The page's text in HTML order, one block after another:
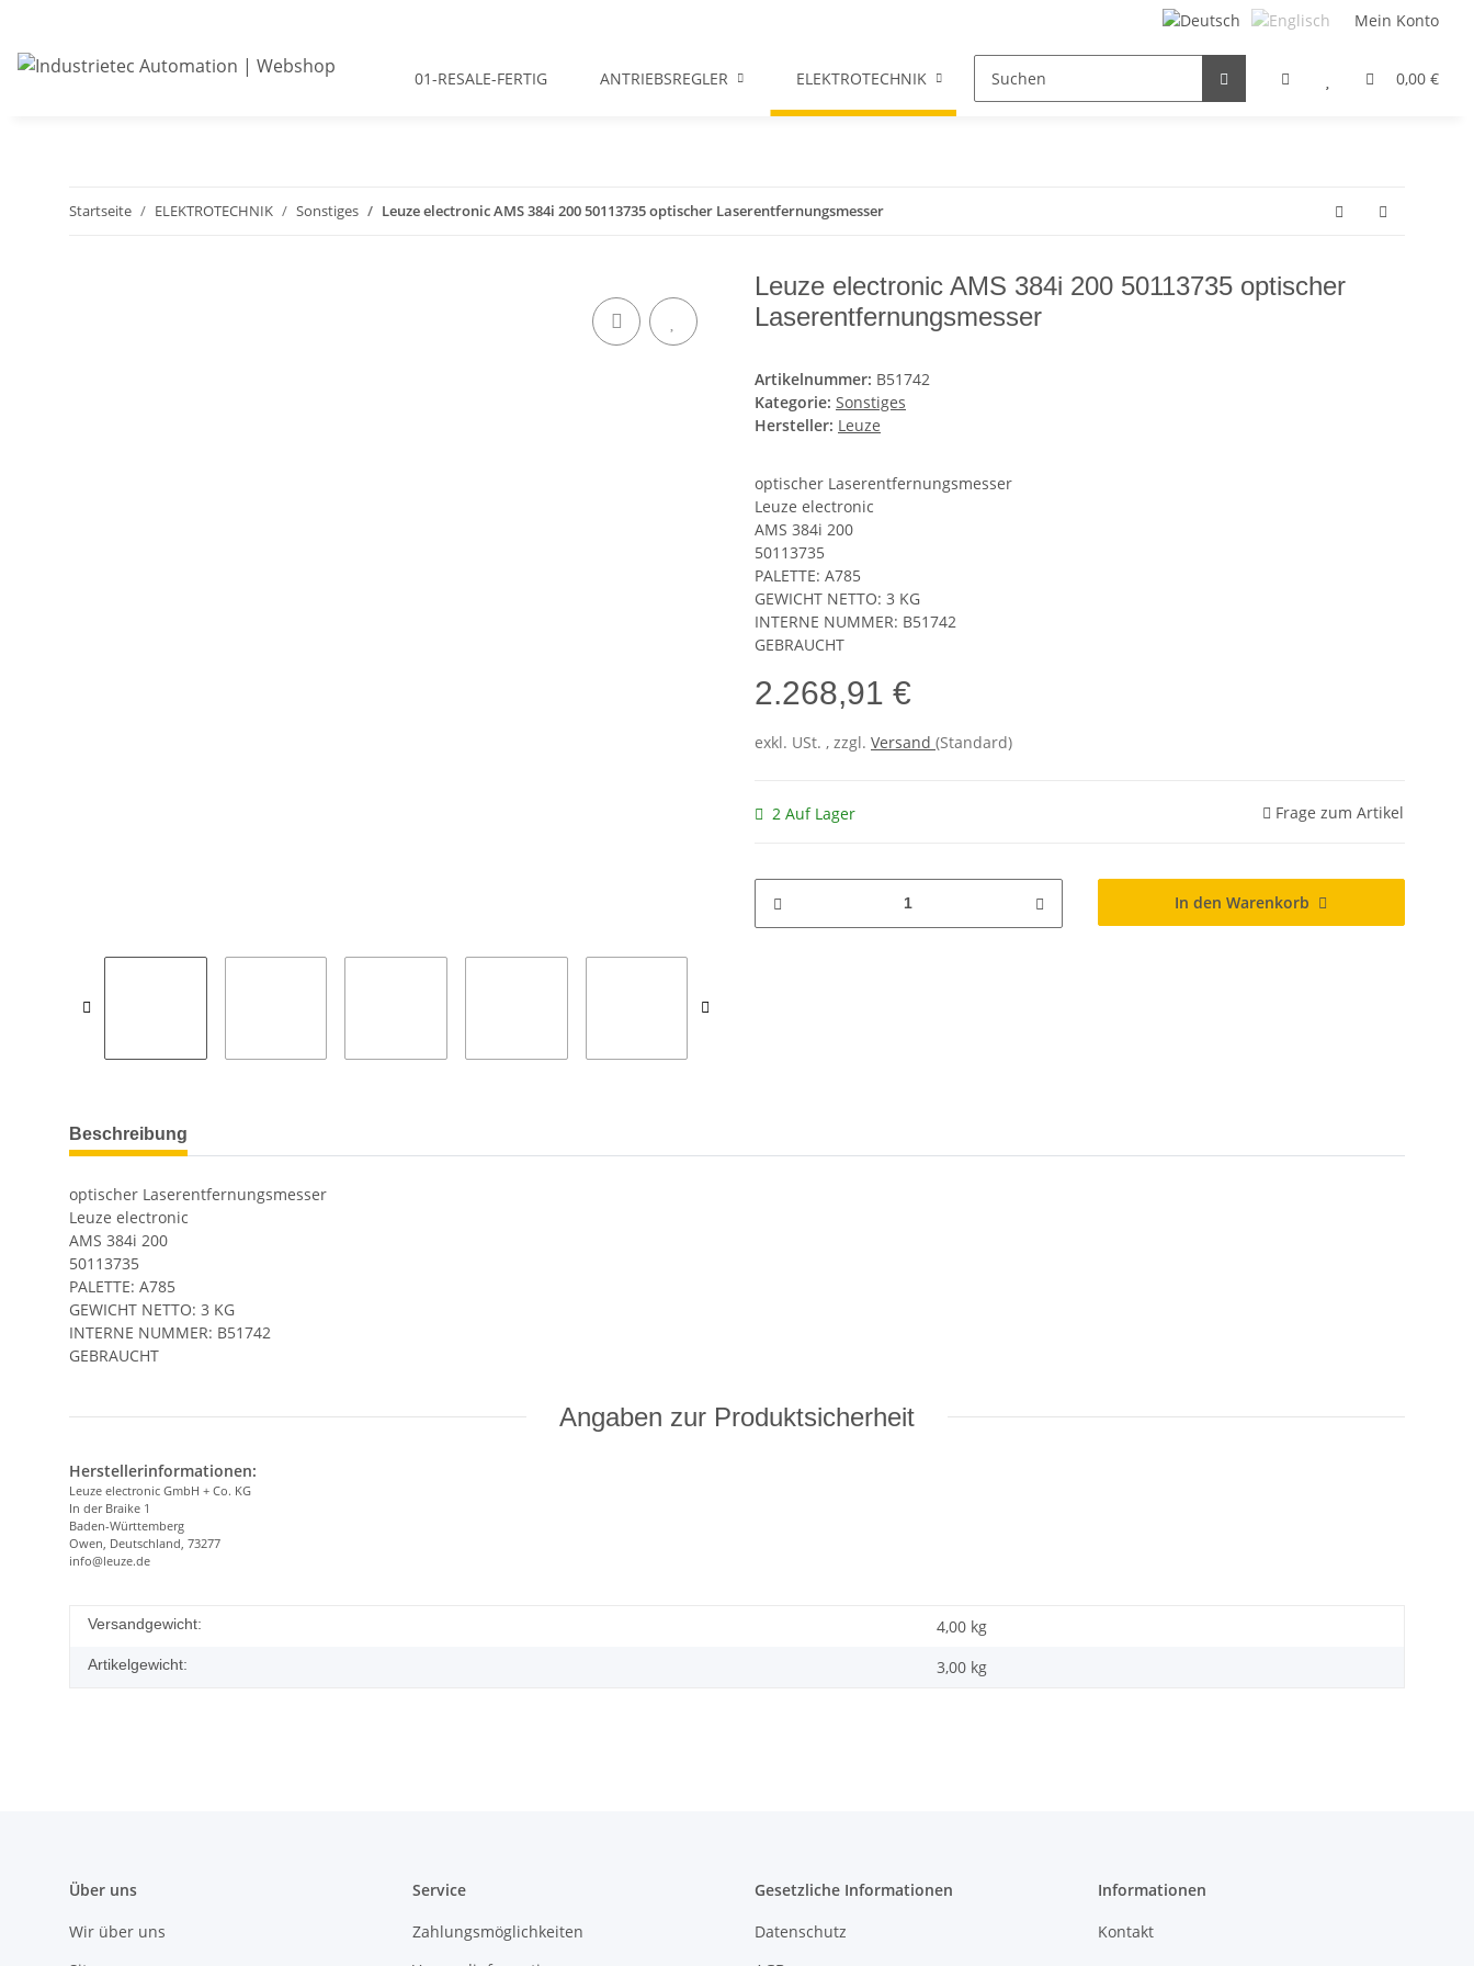
Mein Konto
0,00 €
01-RESALE-FERTIG ANTRIEBSREGLER ELEKTROTECHNIK FILTER / DROSSEL GETRIEBEMOTOREN HYDRAULIK
Startseite ELEKTROTECHNIK Sonstiges Leuze electronic AMS 384i 200 50113735 optischer Laserentfernungsmesser
Leuze electronic AMS 384i 200 50113735 optischer
Laserentfernungsmesser
Artikelnummer: B51742
Kategorie: Sonstiges
Hersteller: Leuze
optischer Laserentfernungsmesser
Leuze electronic
AMS 384i 200
50113735
PALETTE: A785
GEWICHT NETTO: 3 KG
INTERNE NUMMER: B51742
GEBRAUCHT
2.268,91 €
exkl. USt. , zzgl. Versand (Standard)
2 Auf Lager Frage zum Artikel
In den Warenkorb
Beschreibung
optischer Laserentfernungsmesser
Leuze electronic
AMS 384i 200
50113735
PALETTE: A785
GEWICHT NETTO: 3 KG
INTERNE NUMMER: B51742
GEBRAUCHT
Angaben zur Produktsicherheit
Herstellerinformationen:
Leuze electronic GmbH + Co. KG
In der Braike 1
Baden-Württemberg
Owen, Deutschland, 73277
info@leuze.de
Versandgewicht: 4,00 kg
Artikelgewicht: 3,00 kg
Über uns
Wir über uns
Service
Zahlungsmöglichkeiten
Gesetzliche Informationen
Datenschutz
Informationen
Kontakt